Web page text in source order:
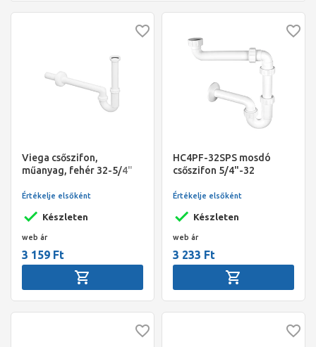
Viega csőszifon,
műanyag, fehér 32-5/4"
Készleten
Értékelje elsőként
web ár
3 159 Ft
HC4PF-32SPS mosdó
csőszifon 5/4"-32
Készleten
Értékelje elsőként
web ár
3 233 Ft